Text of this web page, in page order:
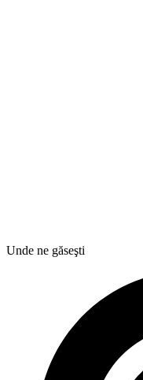
Unde ne găseşti